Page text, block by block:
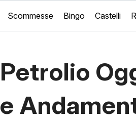
Scommesse Bingo Castelli
Petrolio
e